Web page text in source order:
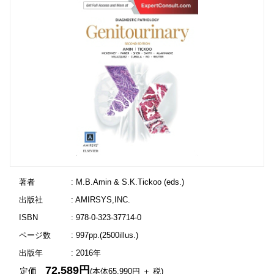
著者
: M.B.Amin & S.K.Tickoo (eds.)
出版社
: AMIRSYS,INC.
ISBN
: 978-0-323-37714-0
ページ数
: 997pp.(2500illus.)
出版年
: 2016年
定価72,589円(本体65,990円 ＋ 税)